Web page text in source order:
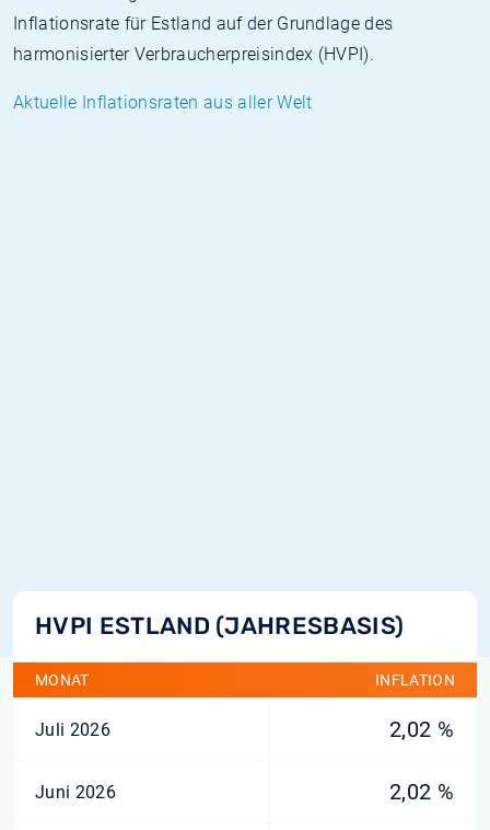
Inflationsrate für Estland auf der Grundlage des
harmonisierter Verbraucherpreisindex (HVPI).
Aktuelle Inflationsraten aus aller Welt
HVPI ESTLAND (JAHRESBASIS)
MONAT INFLATION
Juli 2026 2,02 %
Juni 2026 2,02 %